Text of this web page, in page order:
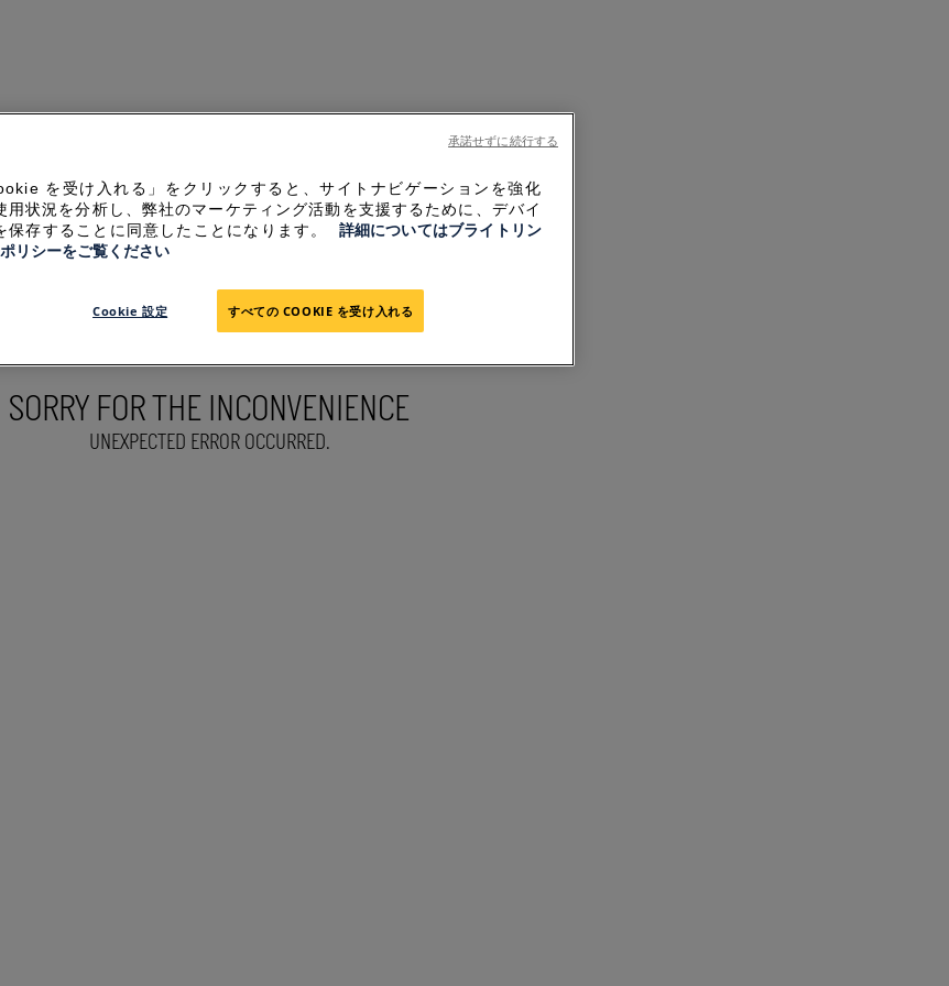
SORRY FOR THE INCONVENIENCE
UNEXPECTED ERROR OCCURRED.
を受け入れる」をクリックすると、サイトナビゲーションを強化
用状況を分析し、弊社のマーケティング活動を支援するために、デバイ
存することに同意したことになります。
詳細についてはブライトリン
リシーをご覧ください
Cookie 設定 すべての COOKIE を受け入れる
承諾せずに続行する